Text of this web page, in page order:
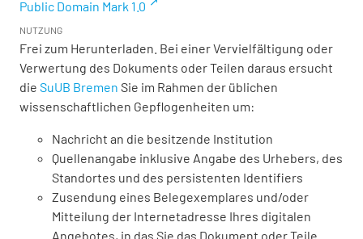
Public Domain Mark 1.0
NUTZUNG
Frei zum Herunterladen. Bei einer Vervielfältigung oder
Verwertung des Dokuments oder Teilen daraus ersucht
die SuUB Bremen Sie im Rahmen der üblichen
wissenschaftlichen Gepflogenheiten um:
Nachricht an die besitzende Institution
Quellenangabe inklusive Angabe des Urhebers, des
Standortes und des persistenten Identifiers
Zusendung eines Belegexemplares und/oder
Mitteilung der Internetadresse Ihres digitalen
Angebotes, in das Sie das Dokument oder Teile